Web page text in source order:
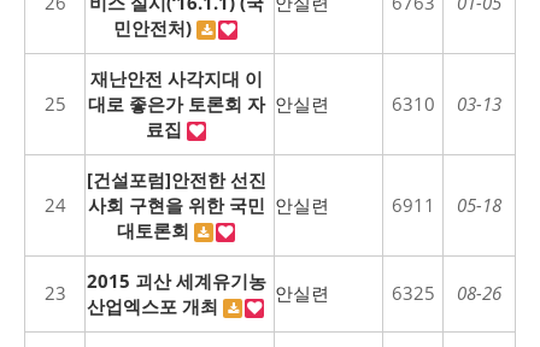
민안전처)
25
재난안전 사각지대 이
대로 좋은가 토론회 자
료집
안실련 6310 03-13
24
[건설포럼]안전한 선진
사회 구현을 위한 국민
대토론회
안실련 6911 05-18
23
2015 괴산 세계유기농
산업엑스포 개최
안실련 6325 08-26